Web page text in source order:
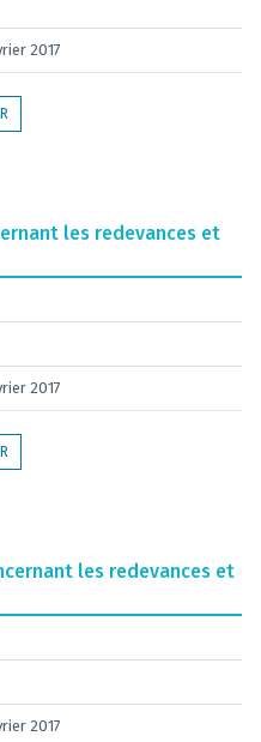
2017
les redevances et
2017
les redevances et
2017